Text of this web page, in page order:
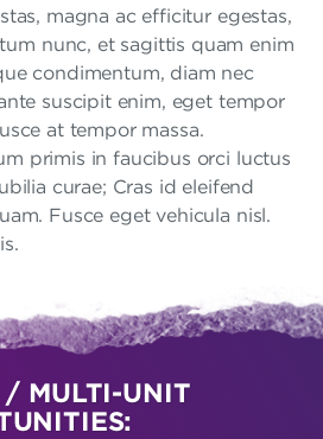
magna ac efficitur egestas,
nunc, et sagittis quam enim
condimentum, diam nec
suscipit enim, eget tempor
at tempor massa.
primis in faucibus orci luctus
curae; Cras id eleifend
Fusce eget vehicula nisl.
/ MULTI-UNIT